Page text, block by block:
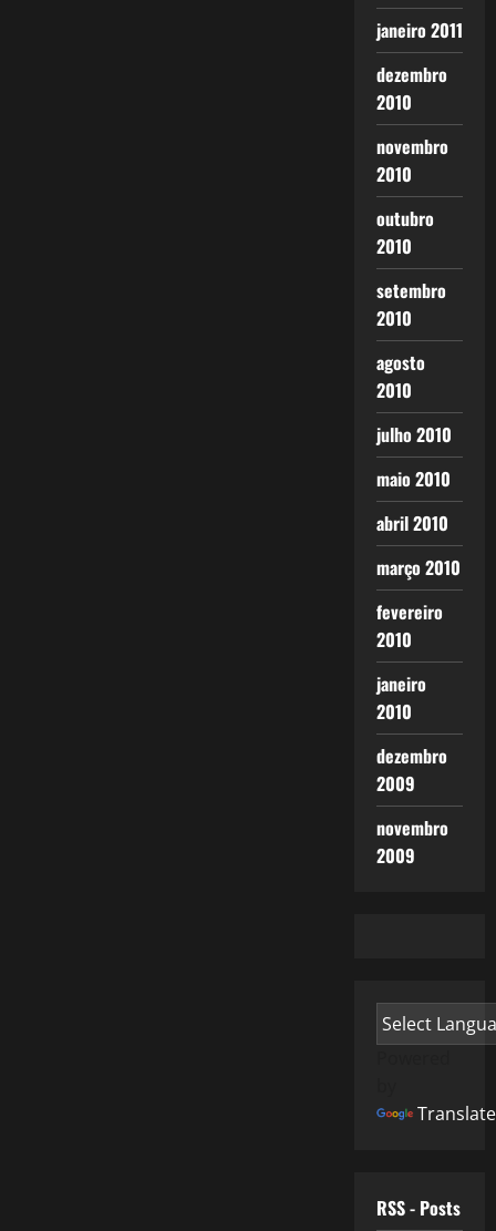
janeiro 2011
dezembro
2010
novembro
2010
outubro
2010
setembro
2010
agosto
2010
julho 2010
maio 2010
abril 2010
março 2010
fevereiro
2010
janeiro
2010
dezembro
2009
novembro
2009
Translate
RSS - Posts